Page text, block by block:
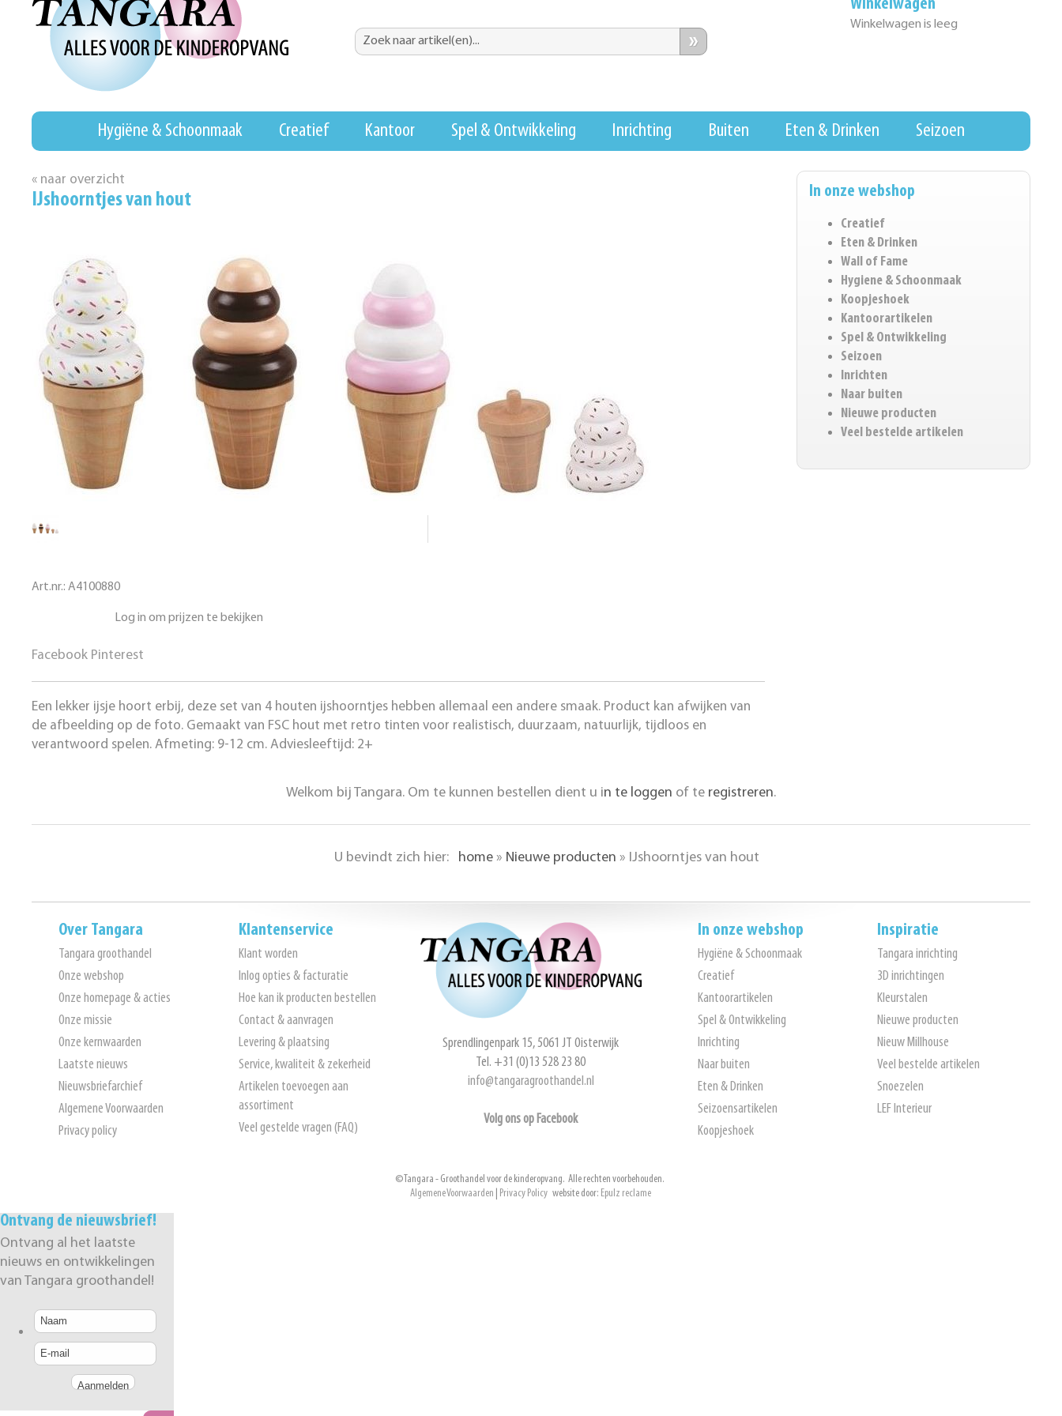
Winkelwagen
Winkelwagen is leeg
»
Hygiëne & Schoonmaak Creatief Kantoor Spel & Ontwikkeling Inrichting Buiten Eten & Drinken Seizoen
In onze webshop
Creatief
Eten & Drinken
Wall of Fame
Hygiene & Schoonmaak
Koopjeshoek
Kantoorartikelen
Spel & Ontwikkeling
Seizoen
Inrichten
Naar buiten
Nieuwe producten
Veel bestelde artikelen
« naar overzicht
IJshoorntjes van hout
Art.nr.: A4100880
Log in om prijzen te bekijken
Facebook Pinterest
Een lekker ijsje hoort erbij, deze set van 4 houten ijshoorntjes hebben allemaal een andere smaak. Product kan afwijken van
de afbeelding op de foto. Gemaakt van FSC hout met retro tinten voor realistisch, duurzaam, natuurlijk, tijdloos en
verantwoord spelen. Afmeting: 9-12 cm. Adviesleeftijd: 2+
Welkom bij Tangara. Om te kunnen bestellen dient u in te loggen of te registreren.
U bevindt zich hier: home » Nieuwe producten » IJshoorntjes van hout
Over Tangara
Tangara groothandel
Onze webshop
Onze homepage & acties
Onze missie
Onze kernwaarden
Laatste nieuws
Nieuwsbriefarchief
Algemene Voorwaarden
Privacy policy
Klantenservice
Klant worden
Inlog opties & facturatie
Hoe kan ik producten bestellen
Contact & aanvragen
Levering & plaatsing
Service, kwaliteit & zekerheid
Artikelen toevoegen aan
assortiment
Veel gestelde vragen (FAQ)
Sprendlingenpark 15, 5061 JT Oisterwijk
Tel. +31 (0)13 528 23 80
info@tangaragroothandel.nl
Volg ons op Facebook
In onze webshop
Hygiëne & Schoonmaak
Creatief
Kantoorartikelen
Spel & Ontwikkeling
Inrichting
Naar buiten
Eten & Drinken
Seizoensartikelen
Koopjeshoek
Inspiratie
Tangara inrichting
3D inrichtingen
Kleurstalen
Nieuwe producten
Nieuw Millhouse
Veel bestelde artikelen
Snoezelen
LEF Interieur
© Tangara - Groothandel voor de kinderopvang. Alle rechten voorbehouden.
Algemene Voorwaarden
Privacy Policy website door: Epulz reclame
Ontvang de nieuwsbrief!
Ontvang al het laatste
nieuws en ontwikkelingen
van Tangara groothandel!